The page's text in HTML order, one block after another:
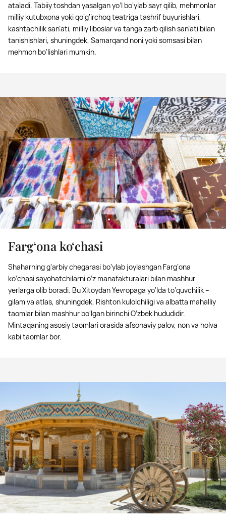
ataladi. Tabiiy toshdan yasalgan yo‘l bo‘ylab sayr qilib, mehmonlar
milliy kutubxona yoki qo‘g‘irchoq teatriga tashrif buyurishlari,
kashtachilik san’ati, milliy liboslar va tanga zarb qilish san’ati bilan
tanishishlari, shuningdek, Samarqand noni yoki somsasi bilan
mehmon bo‘lishlari mumkin.
Farg‘ona ko‘chasi
Shaharning g‘arbiy chegarasi bo‘ylab joylashgan Farg‘ona
ko‘chasi sayohatchilarni o‘z manafakturalari bilan mashhur
yerlarga olib boradi. Bu Xitoydan Yevropaga yo‘lda to‘quvchilik –
gilam va atlas, shuningdek, Rishton kulolchiligi va albatta mahalliy
taomlar bilan mashhur bo‘lgan birinchi O‘zbek hududidir.
Mintaqaning asosiy taomlari orasida afsonaviy palov, non va holva
kabi taomlar bor.